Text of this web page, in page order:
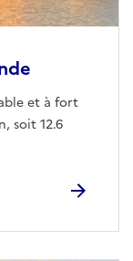
et à fort
soit 12.6